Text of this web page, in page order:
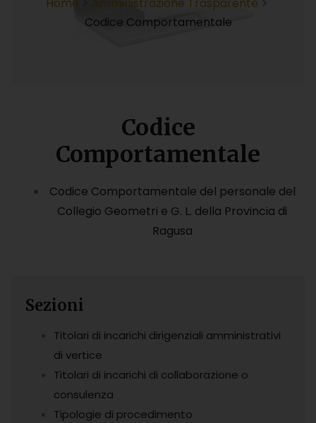
Home
Amministrazione Trasparente
Codice Comportamentale
Codice
Comportamentale
Codice Comportamentale del personale del
Collegio Geometri e G. L. della Provincia di
Ragusa
Sezioni
Titolari di incarichi dirigenziali amministrativi
di vertice
Titolari di incarichi di collaborazione o
consulenza
Tipologie di procedimento